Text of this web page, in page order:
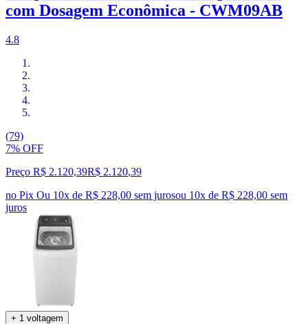
com Dosagem Econômica - CWM09AB
4.8
(79)
7% OFF
Preço R$ 2.120,39R$ 2.120,39
no Pix Ou 10x de R$ 228,00 sem jurosou 10x de R$ 228,00 sem
juros
+ 1 voltagem